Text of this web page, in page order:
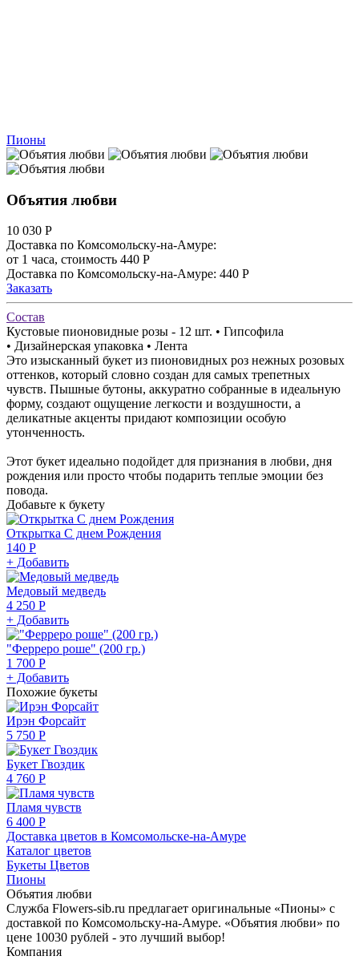
Пионы
Объятия любви
10 030 Р
Доставка по Комсомольску-на-Амуре:
от 1 часа, стоимость 440 Р
Доставка по Комсомольску-на-Амуре: 440 Р
Заказать
Состав
Кустовые пионовидные розы - 12 шт. • Гипсофила
• Дизайнерская упаковка • Лента
Это изысканный букет из пионовидных роз нежных розовых
оттенков, который словно создан для самых трепетных
чувств. Пышные бутоны, аккуратно собранные в идеальную
форму, создают ощущение легкости и воздушности, а
деликатные акценты придают композиции особую
утонченность.
Этот букет идеально подойдет для признания в любви, дня
рождения или просто чтобы подарить теплые эмоции без
повода.
Добавьте к букету
Открытка С днем Рождения
140 Р
+ Добавить
Медовый медведь
4 250 Р
+ Добавить
"Ферреро роше" (200 гр.)
1 700 Р
+ Добавить
Похожие букеты
Ирэн Форсайт
5 750 Р
Букет Гвоздик
4 760 Р
Пламя чувств
6 400 Р
Доставка цветов в Комсомольске-на-Амуре
Каталог цветов
Букеты Цветов
Пионы
Объятия любви
Служба Flowers-sib.ru предлагает оригинальные «Пионы» с
доставкой по Комсомольску-на-Амуре. «Объятия любви» по
цене 10030 рублей - это лучший выбор!
Компания